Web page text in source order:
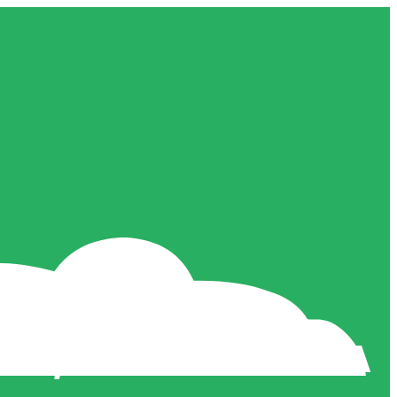
KTORÁ POSÚVA